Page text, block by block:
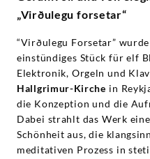
„Virðulegu forsetar“
“Virðulegu Forsetar”
einstündiges Stück für elf
Elektronik, Orgeln und
Hallgrimur-Kirche in
die Konzeption und die
Dabei strahlt das Werk
Schönheit aus, die
meditativen Prozess in